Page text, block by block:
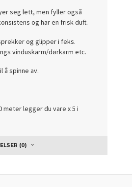
seg lett, men fyller også
og har en frisk duft.
og glipper i feks.
vinduskarm/dørkarm etc.
å spinne av.
meter legger du vare x 5 i
(0)